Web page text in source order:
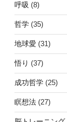
呼吸 (8)
哲学 (35)
地球愛 (31)
悟り (37)
成功哲学 (25)
瞑想法 (27)